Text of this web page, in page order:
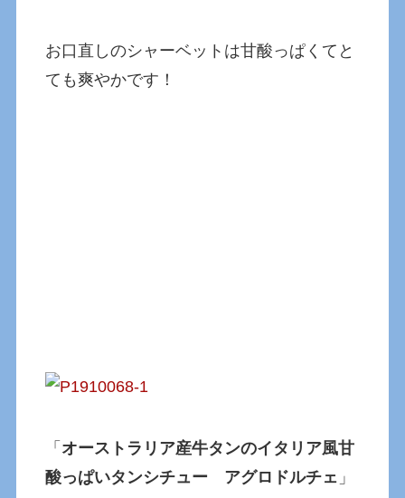
お口直しのシャーベットは甘酸っぱくてと
ても爽やかです！
「 オーストラリア産牛タンのイタリア風甘
酸っぱいタンシチュー アグロドルチェ 」